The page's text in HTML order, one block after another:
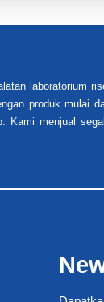
laboratorium
produk mulai
Kami menjual